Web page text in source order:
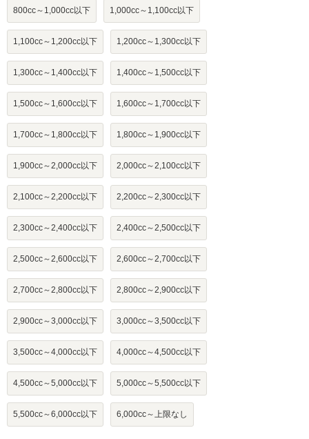
800cc～1,000cc以下 1,000cc～1,100cc以下
1,100cc～1,200cc以下 1,200cc～1,300cc以下
1,300cc～1,400cc以下 1,400cc～1,500cc以下
1,500cc～1,600cc以下 1,600cc～1,700cc以下
1,700cc～1,800cc以下 1,800cc～1,900cc以下
1,900cc～2,000cc以下 2,000cc～2,100cc以下
2,100cc～2,200cc以下 2,200cc～2,300cc以下
2,300cc～2,400cc以下 2,400cc～2,500cc以下
2,500cc～2,600cc以下 2,600cc～2,700cc以下
2,700cc～2,800cc以下 2,800cc～2,900cc以下
2,900cc～3,000cc以下 3,000cc～3,500cc以下
3,500cc～4,000cc以下 4,000cc～4,500cc以下
4,500cc～5,000cc以下 5,000cc～5,500cc以下
5,500cc～6,000cc以下 6,000cc～上限なし